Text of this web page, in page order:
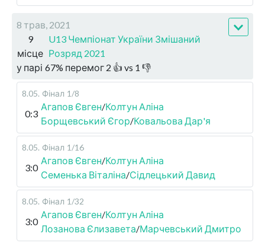
8 трав, 2021
9
місце
U13 Чемпіонат України Змішаний
Розряд 2021
у парі 67% перемог 2 👍 vs 1 👎
8.05. Фінал 1/8
0:3
Агапов Євген/Колтун Аліна
Борщевський Єгор/Ковальова Дар'я
8.05. Фінал 1/16
3:0
Агапов Євген/Колтун Аліна
Семенька Віталіна/Сідлецький Давид
8.05. Фінал 1/32
3:0
Агапов Євген/Колтун Аліна
Лозанова Єлизавета/Марчевський Дмитро